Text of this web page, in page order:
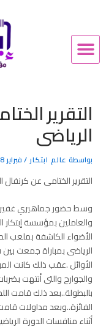
إلى
المحتوى
Menu
التقرير
الرياضى
بواسطة عالم ابتكار /فبراير 28, 2025
التقرير الختامى عن كرنفال
وسط حضور جماهيري غفير
والعاملين بمؤسسة
الأضواء الكاشفة بملعب
الرياضى بمباراة جمعت
الأوائل .عقب ذلك كانت
والجوارح والتى أنتهت
بالبطولة..بعد ذلك قامت
الفائزة..وبعد مداولات
أثناء منافسات الدورة